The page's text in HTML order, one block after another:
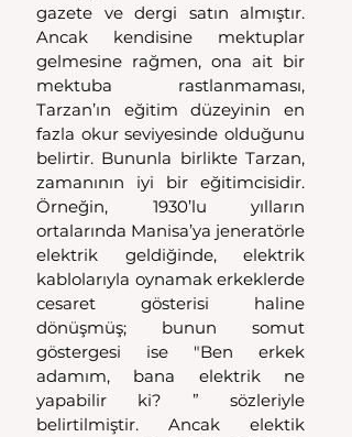
gazete ve dergi satın almıştır.
Ancak kendisine mektuplar
gelmesine rağmen, ona ait bir
mektuba rastlanmaması,
Tarzan’ın eğitim düzeyinin en
fazla okur seviyesinde olduğunu
belirtir. Bununla birlikte Tarzan,
zamanının iyi bir eğitimcisidir.
Örneğin, 1930’lu yılların
ortalarında Manisa’ya jeneratörle
elektrik geldiğinde, elektrik
kablolarıyla oynamak erkeklerde
cesaret gösterisi haline
dönüşmüş; bunun somut
göstergesi ise "Ben erkek
adamım, bana elektrik ne
yapabilir ki? ” sözleriyle
belirtilmiştir. Ancak elektik